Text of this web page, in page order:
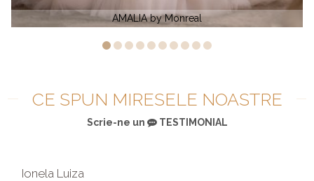
AMALIA by Monreal
CE SPUN MIRESELE NOASTRE
Scrie-ne un TESTIMONIAL
Ionela Luiza